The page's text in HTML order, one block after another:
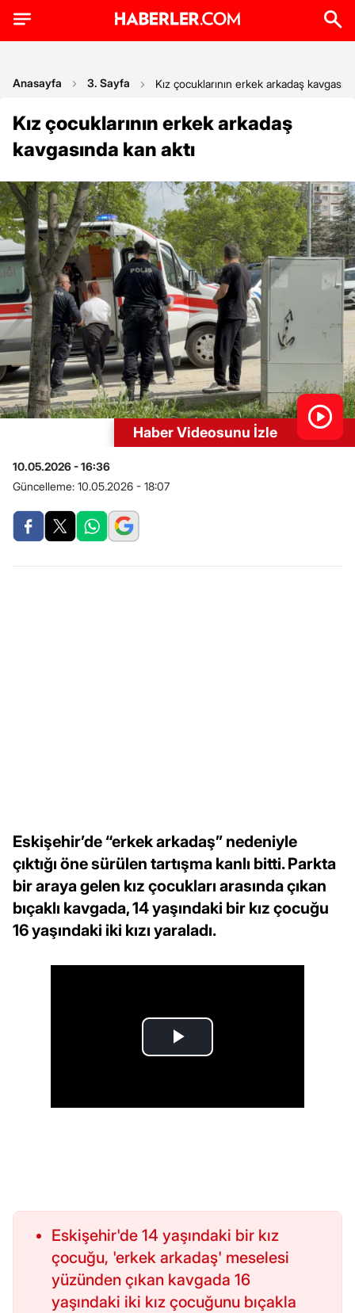
Anasayfa 3. Sayfa Kız çocuklarının erkek arkadaş
Kız çocuklarının erkek arkadaş
kavgasında kan aktı
Haber Videosunu İzle
10.05.2026 - 16:36
Güncelleme: 10.05.2026 - 18:07
Eskişehir’de “erkek arkadaş” nedeniyle
çıktığı öne sürülen tartışma kanlı bitti. Parkta
bir araya gelen kız çocukları arasında çıkan
bıçaklı kavgada, 14 yaşındaki bir kız çocuğu
16 yaşındaki iki kızı yaraladı.
Eskişehir'de 14 yaşındaki bir kız
çocuğu, 'erkek arkadaş' meselesi
yüzünden çıkan kavgada 16
yaşındaki iki kız çocuğunu bıçakla